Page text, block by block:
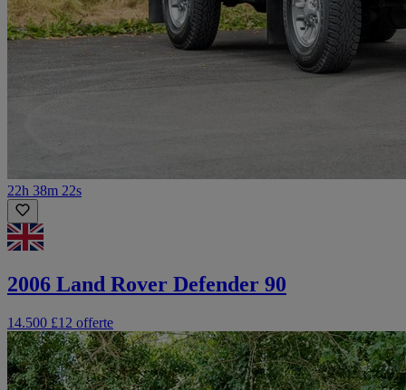
22h 38m 22s
2006 Land Rover Defender 90
14.500 £12 offerte